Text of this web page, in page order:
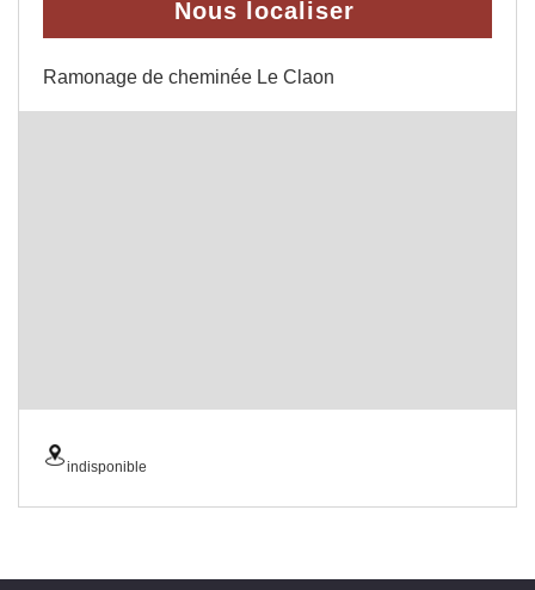
Nous localiser
Ramonage de cheminée Le Claon
indisponible